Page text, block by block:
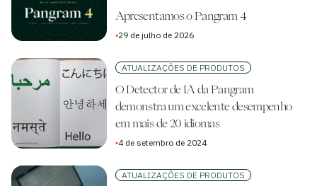
Apresentamos o Pangram 4
▪29 de julho de 2026
ATUALIZAÇÕES DE PRODUTOS
O Detector de IA da Pangram
demonstra um excelente desempenho
em mais de 20 idiomas
▪4 de setembro de 2024
ATUALIZAÇÕES DE PRODUTOS